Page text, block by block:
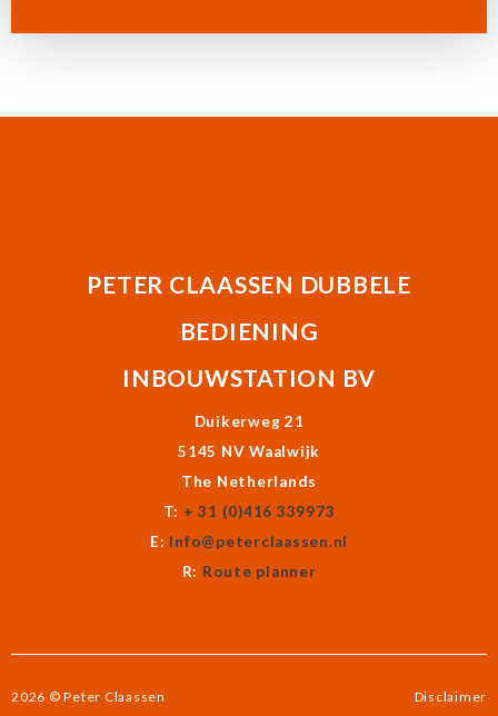
PETER CLAASSEN DUBBELE
BEDIENING
INBOUWSTATION BV
Duikerweg 21
5145 NV Waalwijk
The Netherlands
T: + 31 (0)416 339973
E: Info@peterclaassen.nl
R: Route planner
2026 © Peter Claassen Disclaimer